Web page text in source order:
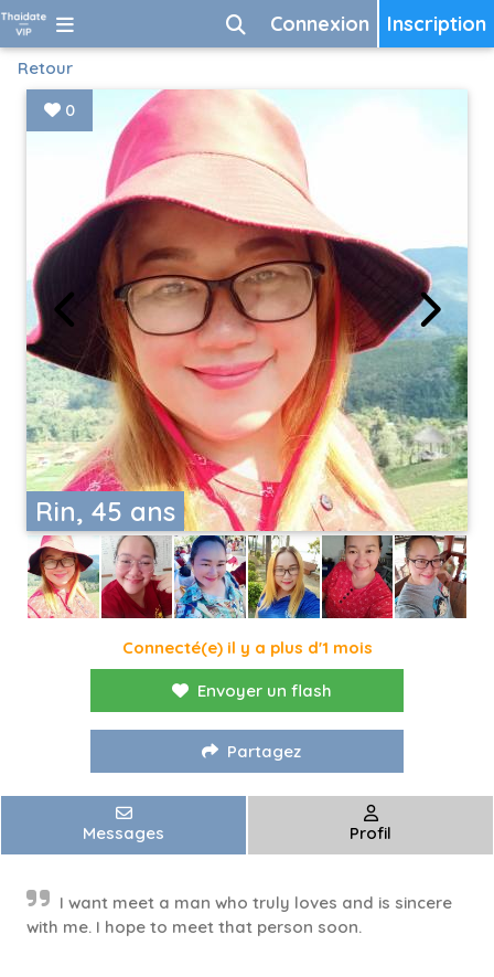
Inscription
Connexion
Retour
Rin, 45 ans
0
Connecté(e) il y a plus d'1 mois
Envoyer un flash
Partagez
Messages Profil
I want meet a man who truly loves and is sincere
with me. I hope to meet that person soon.